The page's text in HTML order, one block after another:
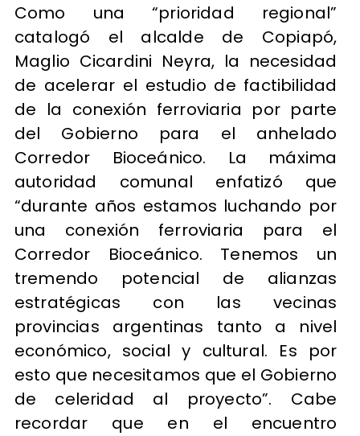
Como una “prioridad regional”
catalogó el alcalde de Copiapó,
Maglio Cicardini Neyra, la necesidad
de acelerar el estudio de factibilidad
de la conexión ferroviaria por parte
del Gobierno para el anhelado
Corredor Bioceánico. La máxima
autoridad comunal enfatizó que
“durante años estamos luchando por
una conexión ferroviaria para el
Corredor Bioceánico. Tenemos un
tremendo potencial de alianzas
estratégicas con las vecinas
provincias argentinas tanto a nivel
económico, social y cultural. Es por
esto que necesitamos que el Gobierno
de celeridad al proyecto”. Cabe
recordar que en el encuentro